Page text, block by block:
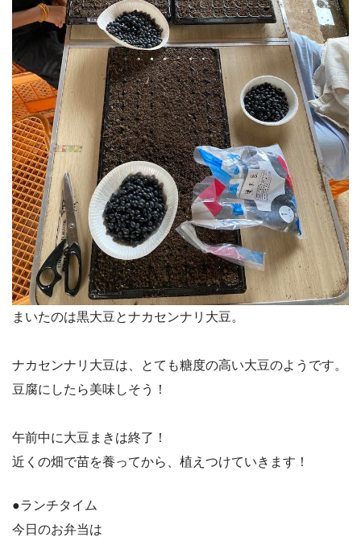
まいたのは黒大豆とナカセンナリ大豆。
ナカセンナリ大豆は、とても糖度の高い大豆のようです。
豆腐にしたら美味しそう！
午前中に大豆まきは終了！
近くの畑で苗を養ってから、植えつけていきます！
●ランチタイム
今日のお弁当は